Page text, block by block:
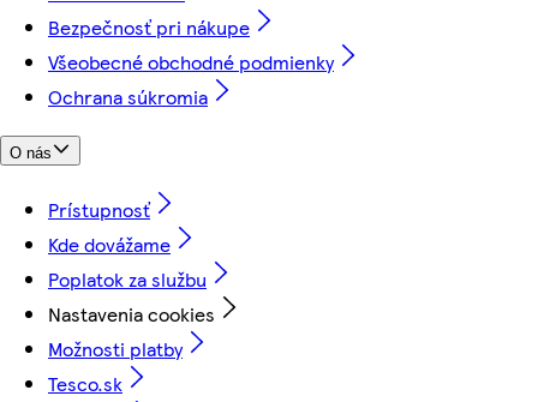
Bezpečnosť pri nákupe
Všeobecné obchodné podmienky
Ochrana súkromia
O nás
Prístupnosť
Kde dovážame
Poplatok za službu
Nastavenia cookies
Možnosti platby
Tesco.sk